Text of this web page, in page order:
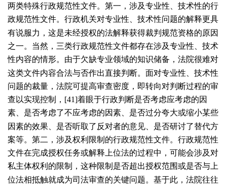
两类特殊行政规范性文件。第一，涉及专业性、技术性的行
政规范性文件。行政机关对专业性、技术性问题的解释更具
有说服力，这是未经授权的法解释获得裁判规范资格的原因
之一。当然，三类行政规范性文件都存在涉及专业性、技术
性内容的情形。由于欠缺专业领域的知识储备，法院很难对
这类文件内容合法与否作出直接判断。面对专业性、技术性
问题的裁量，法院可提高审查密度，即转向对判断过程的审
查以实现控制，[41]着眼于行政判断是否考虑应考虑的因
素、是否考虑了不应考虑的因素、是否过分夸大或缩小某些
因素的效果、是否听取了反对者的意见、是否研讨了替代方
案等。第二，涉及权利限制的行政规范性文件。行政规范性
文件在完成授权任务或解释上位法的过程中，可能会涉及对
私主体权利的限制，这种限制是否超出授权范围或是否与上
位法相抵触就成为司法审查的关键问题。基于此，法院往往